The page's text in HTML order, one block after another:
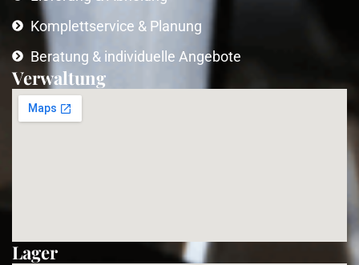
Komplettservice & Planung
Beratung & individuelle Angebote
Verwaltung
Lager